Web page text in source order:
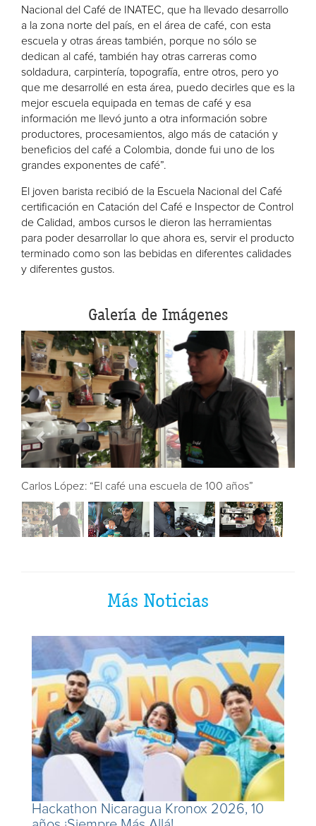
Nacional del Café de INATEC, que ha llevado desarrollo
a la zona norte del país, en el área de café, con esta
escuela y otras áreas también, porque no sólo se
dedican al café, también hay otras carreras como
soldadura, carpintería, topografía, entre otros, pero yo
que me desarrollé en esta área, puedo decirles que es la
mejor escuela equipada en temas de café y esa
información me llevó junto a otra información sobre
productores, procesamientos, algo más de catación y
beneficios del café a Colombia, donde fui uno de los
grandes exponentes de café”.
El joven barista recibió de la Escuela Nacional del Café
certificación en Catación del Café e Inspector de Control
de Calidad, ambos cursos le dieron las herramientas
para poder desarrollar lo que ahora es, servir el producto
terminado como son las bebidas en diferentes calidades
y diferentes gustos.
Galería de Imágenes
Carlos López: “El café una escuela de 100 años”
Más Noticias
Hackathon Nicaragua Kronox 2026, 10